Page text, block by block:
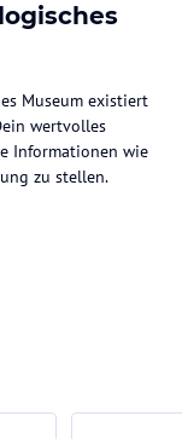
Museum existiert
wertvolles
Informationen wie
zu stellen.